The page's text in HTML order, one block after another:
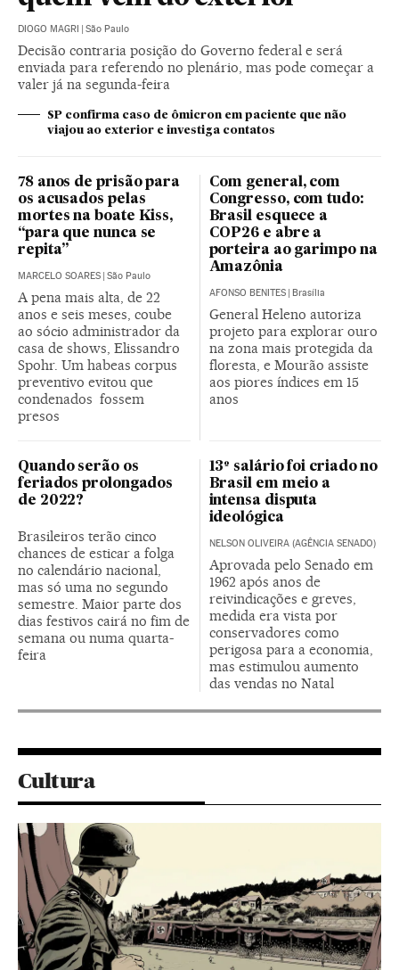
DIOGO MAGRI São Paulo
Decisão contraria posição do Governo federal e será
enviada para referendo no plenário, mas pode começar a
valer já na segunda-feira
SP confirma caso de ômicron em paciente que não
viajou ao exterior e investiga contatos
78 anos de prisão para
os acusados pelas
mortes na boate Kiss,
“para que nunca se
repita”
MARCELO SOARES São Paulo
A pena mais alta, de 22
anos e seis meses, coube
ao sócio administrador da
casa de shows, Elissandro
Spohr. Um habeas corpus
preventivo evitou que
condenados fossem
presos
Com general, com
Congresso, com tudo:
Brasil esquece a
COP26 e abre a
porteira ao garimpo na
Amazônia
AFONSO BENITES Brasília
General Heleno autoriza
projeto para explorar ouro
na zona mais protegida da
floresta, e Mourão assiste
aos piores índices em 15
anos
Quando serão os
feriados prolongados
de 2022?
Brasileiros terão cinco
chances de esticar a folga
no calendário nacional,
mas só uma no segundo
semestre. Maior parte dos
dias festivos cairá no fim de
semana ou numa quarta-
feira
13º salário foi criado no
Brasil em meio a
intensa disputa
ideológica
NELSON OLIVEIRA (AGÊNCIA SENADO)
Aprovada pelo Senado em
1962 após anos de
reivindicações e greves,
medida era vista por
conservadores como
perigosa para a economia,
mas estimulou aumento
das vendas no Natal
Cultura